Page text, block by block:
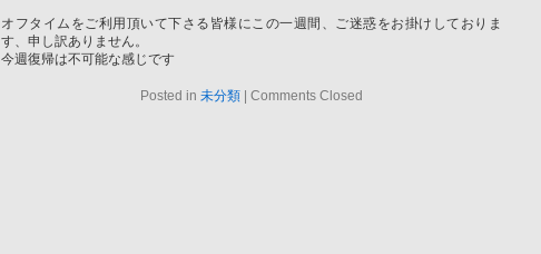
オフタイムをご利用頂いて下さる皆様にこの一週間、ご迷惑をお掛けしておりま
す、申し訳ありません。
今週復帰は不可能な感じです
Posted in 未分類 Comments Closed